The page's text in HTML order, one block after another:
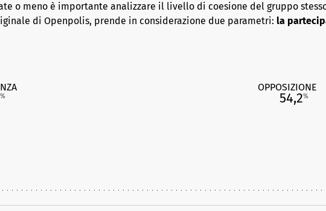
o meno è importante analizzare il livello di coesione del gruppo
di Openpolis, prende in considerazione due parametri: la
%
OPPOSIZIONE
54,2%